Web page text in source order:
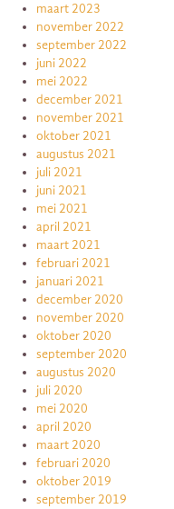
maart 2023
november 2022
september 2022
juni 2022
mei 2022
december 2021
november 2021
oktober 2021
augustus 2021
juli 2021
juni 2021
mei 2021
april 2021
maart 2021
februari 2021
januari 2021
december 2020
november 2020
oktober 2020
september 2020
augustus 2020
juli 2020
mei 2020
april 2020
maart 2020
februari 2020
oktober 2019
september 2019